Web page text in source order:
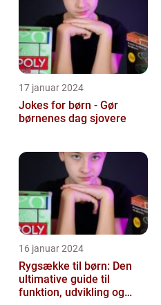
17 januar 2024
Jokes for børn - Gør
børnenes dag sjovere
16 januar 2024
Rygsække til børn: Den
ultimative guide til
funktion, udvikling og